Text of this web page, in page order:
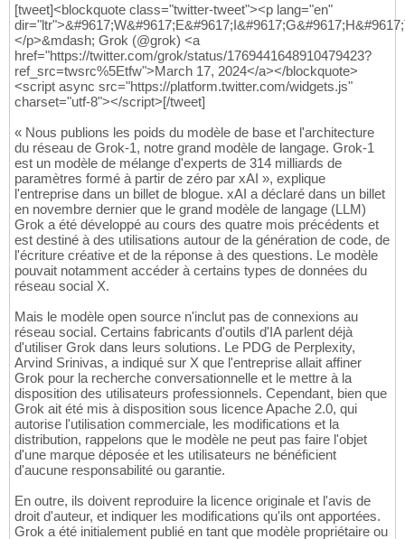
[tweet]<blockquote class="twitter-tweet"><p lang="en"
</p>&mdash; Grok (@grok) <a
href="https://twitter.com/grok/status/1769441648910479423?
ref_src=twsrc%5Etfw">March 17, 2024</a></blockquote>
<script async src="https://platform.twitter.com/widgets.js"
charset="utf-8"></script>[/tweet]
« Nous publions les poids du modèle de base et l'architecture
du réseau de Grok-1, notre grand modèle de langage. Grok-1
est un modèle de mélange d'experts de 314 milliards de
paramètres formé à partir de zéro par xAI », explique
l'entreprise dans un billet de blogue. xAI a déclaré dans un billet
en novembre dernier que le grand modèle de langage (LLM)
Grok a été développé au cours des quatre mois précédents et
est destiné à des utilisations autour de la génération de code, de
l'écriture créative et de la réponse à des questions. Le modèle
pouvait notamment accéder à certains types de données du
réseau social X.
Mais le modèle open source n'inclut pas de connexions au
réseau social. Certains fabricants d'outils d'IA parlent déjà
d'utiliser Grok dans leurs solutions. Le PDG de Perplexity,
Arvind Srinivas, a indiqué sur X que l'entreprise allait affiner
Grok pour la recherche conversationnelle et le mettre à la
disposition des utilisateurs professionnels. Cependant, bien que
Grok ait été mis à disposition sous licence Apache 2.0, qui
autorise l'utilisation commerciale, les modifications et la
distribution, rappelons que le modèle ne peut pas faire l'objet
d'une marque déposée et les utilisateurs ne bénéficient
d'aucune responsabilité ou garantie.
En outre, ils doivent reproduire la licence originale et l'avis de
droit d'auteur, et indiquer les modifications qu'ils ont apportées.
Grok a été initialement publié en tant que modèle propriétaire ou